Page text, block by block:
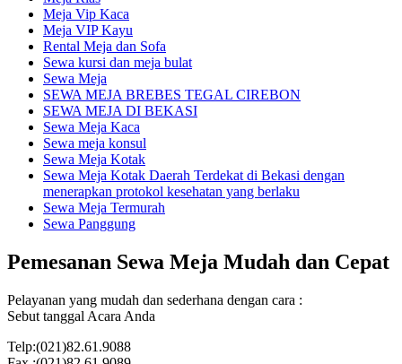
Meja Vip Kaca
Meja VIP Kayu
Rental Meja dan Sofa
Sewa kursi dan meja bulat
Sewa Meja
SEWA MEJA BREBES TEGAL CIREBON
SEWA MEJA DI BEKASI
Sewa Meja Kaca
Sewa meja konsul
Sewa Meja Kotak
Sewa Meja Kotak Daerah Terdekat di Bekasi dengan
menerapkan protokol kesehatan yang berlaku
Sewa Meja Termurah
Sewa Panggung
Pemesanan Sewa Meja Mudah dan Cepat
Pelayanan yang mudah dan sederhana dengan cara :
Sebut tanggal Acara Anda
Telp:(021)82.61.9088